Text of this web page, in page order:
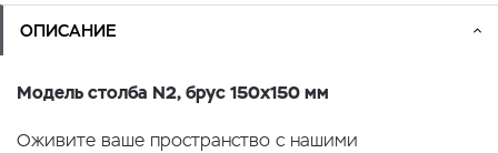
ОПИСАНИЕ
Модель столба N2, брус 150x150 мм
Оживите ваше пространство с нашими